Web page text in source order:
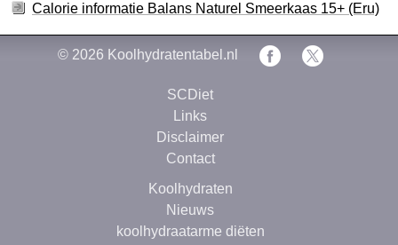
Calorie informatie Balans Naturel Smeerkaas 15+ (Eru)
© 2026 Koolhydratentabel.nl
SCDiet
Links
Disclaimer
Contact
Koolhydraten
Nieuws
koolhydraatarme diëten